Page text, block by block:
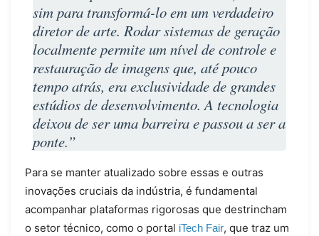
sim para transformá-lo em um verdadeiro
diretor de arte. Rodar sistemas de geração
localmente permite um nível de controle e
restauração de imagens que, até pouco
tempo atrás, era exclusividade de grandes
estúdios de desenvolvimento. A tecnologia
deixou de ser uma barreira e passou a ser a
ponte.”
Para se manter atualizado sobre essas e outras
inovações cruciais da indústria, é fundamental
acompanhar plataformas rigorosas que destrincham
o setor técnico, como o portal iTech Fair, que traz um